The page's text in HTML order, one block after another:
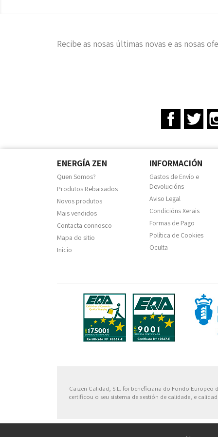
Recibe as nosas últimas novas e as nosas
Facebook
ENERGÍA ZEN
Quen Somos?
Produtos Rebaixados
Novos produtos
Mais vendidos
Contacta connosco
Mapa do sitio
Inicio
INFORMACIÓN
Gastos de Envío e
Devolucións
Aviso Legal
Condicións Xerais
Formas de Pago
Política de Cookies
Oculta
Caizen Calidad, S.L. foi beneficiaria do Fondo
certificou o seu sistema de xestión de calidade, e